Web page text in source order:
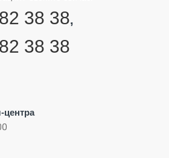
38 38,
38 38
центра